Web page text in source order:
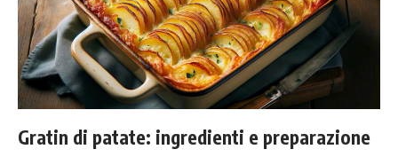
Gratin di patate: ingredienti e preparazione